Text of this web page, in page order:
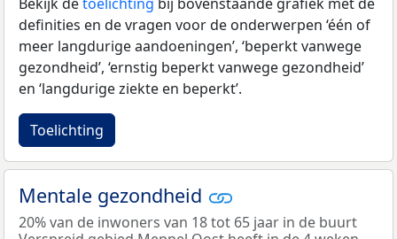
definities en de vragen voor de onderwerpen ‘één of
meer langdurige aandoeningen’, ‘beperkt vanwege
gezondheid’, ‘ernstig beperkt vanwege gezondheid’
en ‘langdurige ziekte en beperkt’.
Toelichting
Mentale gezondheid
20% van de inwoners van 18 tot 65 jaar in de buurt